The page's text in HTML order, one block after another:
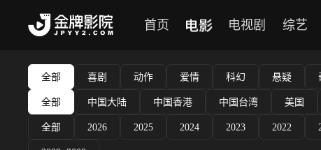
首页 电影 电视剧 综艺
全部 喜剧 动作 爱情 科幻 悬疑
全部 中国大陆 中国香港 中国台湾 美国
全部 2026 2025 2024 2023 2022